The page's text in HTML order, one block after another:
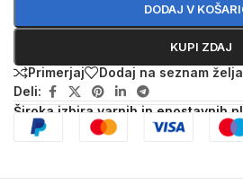
DODAJ V
KUPI ZDAJ
Primerjaj
Dodaj na seznam želja
Deli:
Široka izbira varnih in enostavnih